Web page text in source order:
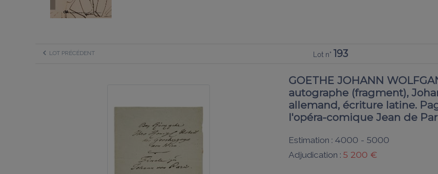
LOT PRÉCÉDENT Lot n° 193
GOETHE JOHANN
autographe (fragment),
allemand, écriture latine.
l'opéra-comique Jean de
Estimation : 4000 - 5000
Adjudication : 5 200 €